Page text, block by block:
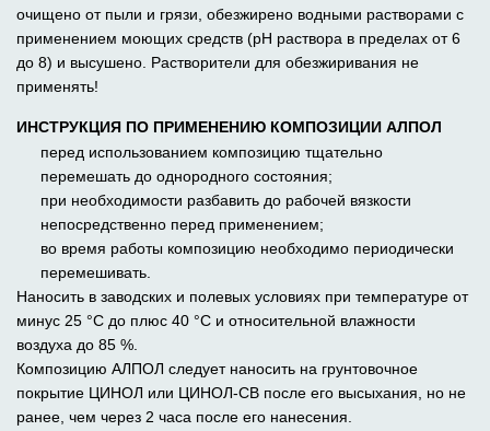
очищено от пыли и грязи, обезжирено водными растворами с
применением моющих средств (рН раствора в пределах от 6
до 8) и высушено. Растворители для обезжиривания не
применять!
ИНСТРУКЦИЯ ПО ПРИМЕНЕНИЮ КОМПОЗИЦИИ АЛПОЛ
перед использованием композицию тщательно
перемешать до однородного состояния;
при необходимости разбавить до рабочей вязкости
непосредственно перед применением;
во время работы композицию необходимо периодически
перемешивать.
Наносить в заводских и полевых условиях при температуре от
минус 25 °С до плюс 40 °С и относительной влажности
воздуха до 85 %.
Композицию АЛПОЛ следует наносить на грунтовочное
покрытие ЦИНОЛ или ЦИНОЛ-СВ после его высыхания, но не
ранее, чем через 2 часа после его нанесения.